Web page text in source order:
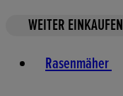
WEITER EINKAUFEN
Rasenmäher